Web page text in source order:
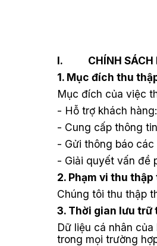
I.
CHÍNH
1. Mục đích thu
Mục đích của việc
- Hỗ trợ khách
- Cung cấp thông
- Gửi thông báo
- Giải quyết vấn đề
2. Phạm vi thu
Chúng tôi thu thập
3. Thời gian lưu trữ
Dữ liệu cá nhân
trong mọi trường